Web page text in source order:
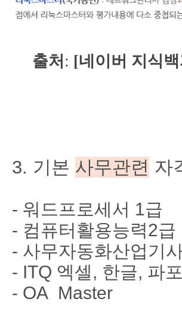
출처 : [네이버 지식
3. 기본 사무관련 자
- 워드프로세서 1급
- 컴퓨터활용능력2급
- 사무자동화산업기
- ITQ 엑셀, 한글, 파
- OA Master